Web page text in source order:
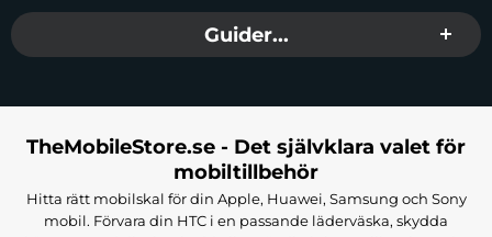
Guider...
TheMobileStore.se - Det självklara valet för
mobiltillbehör
Hitta rätt mobilskal för din Apple, Huawei, Samsung och Sony
mobil. Förvara din HTC i en passande läderväska, skydda